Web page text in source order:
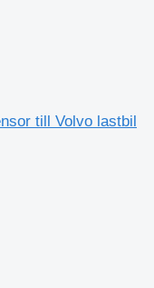
till Volvo lastbil